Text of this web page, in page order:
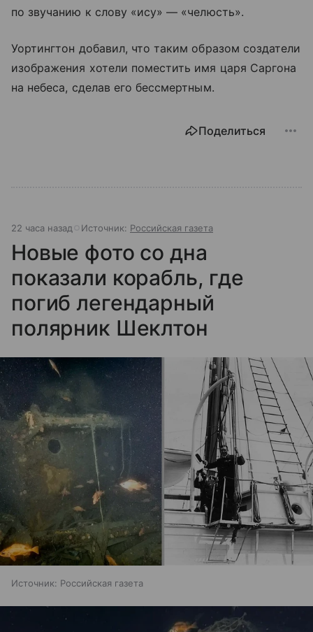
по звучанию к слову «ису» — «челюсть».
Уортингтон добавил, что таким образом создатели
изображения хотели поместить имя царя Саргона
на небеса, сделав его бессмертным.
Поделиться
22 часа назад Источник: Российская газета
Новые фото со дна
показали корабль, где
погиб легендарный
полярник Шеклтон
Источник: Российская газета